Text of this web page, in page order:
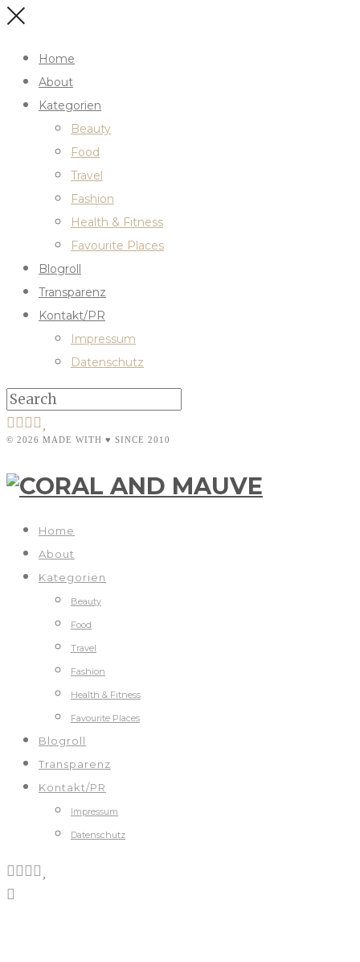
Home
About
Kategorien
Beauty
Food
Travel
Fashion
Health & Fitness
Favourite Places
Blogroll
Transparenz
Kontakt/PR
Impressum
Datenschutz
© 2026 MADE WITH ♥ SINCE 2010
Home
About
Kategorien
Beauty
Food
Travel
Fashion
Health & Fitness
Favourite Places
Blogroll
Transparenz
Kontakt/PR
Impressum
Datenschutz